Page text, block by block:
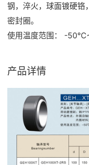
钢，淬火，球面镀硬铬
密封圈。
使用温度范围： -
产品详情